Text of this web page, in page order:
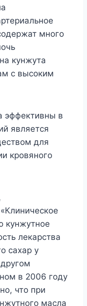
много
кунжута
с высоким
эффективны в
является
для
кровяного
кунжутное
лекарства
сахар у
в 2006 году
что при
масла